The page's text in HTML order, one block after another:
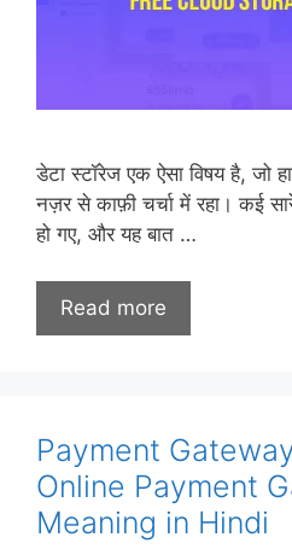
डेटा स्टॉरेज एक ऐसा विषय है, जो
नज़र से काफ़ी चर्चा में रहा। कई
हो गए, और यह बात …
Read more
Payment
Online Payment
Meaning in Hindi